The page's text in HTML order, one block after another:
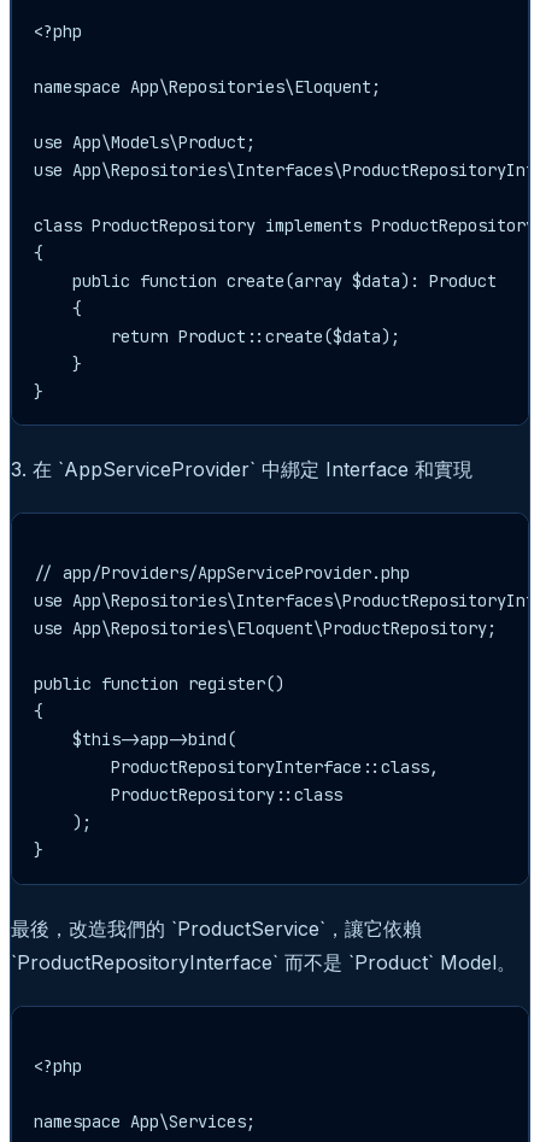
<?php
namespace App\Repositories\Eloquent;
use App\Models\Product;
use
class ProductRepository implements
{
    public function create(array $data): Product
    {
        return Product::create($data);
    }
3. 在 `AppServiceProvider` 中綁定 Interface 和實現
// app/Providers/AppServiceProvider.php
use
use App\Repositories\Eloquent\ProductRepository;
public function register()
{
    $this->app->bind(
        ProductRepositoryInterface::class,
        ProductRepository::class
    );
最後，改造我們的 `ProductService`，讓它依賴
`ProductRepositoryInterface` 而不是 `Product` Model。
<?php
namespace App\Services;